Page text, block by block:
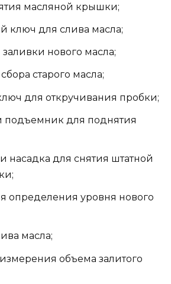
масляной крышки;
ключ для слива масла;
нового масла;
старого масла;
для откручивания пробки;
подъемник для поднятия
насадка для снятия штатной
определения уровня нового
масла;
объема залитого